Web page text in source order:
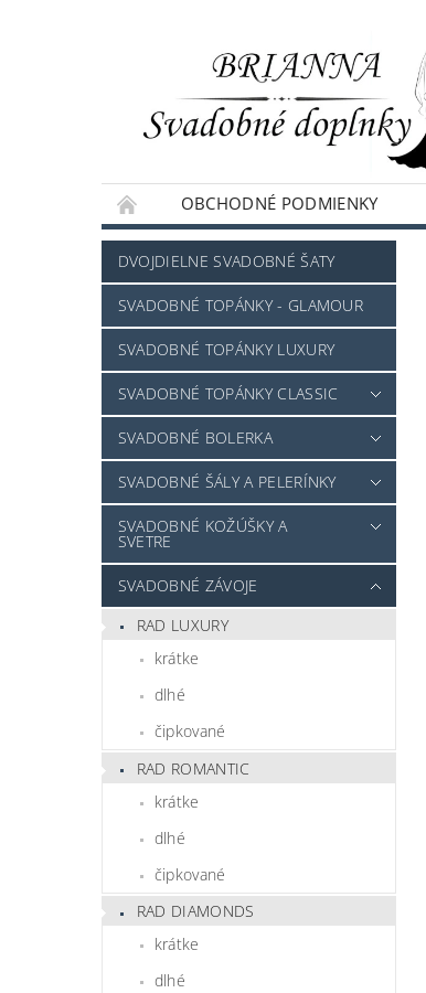
OBCHODNÉ PODMIENKY
NAPÍŠTE NÁM
DVOJDIELNE SVADOBNÉ ŠATY
SVADOBNÉ TOPÁNKY - GLAMOUR
SVADOBNÉ TOPÁNKY LUXURY
SVADOBNÉ TOPÁNKY CLASSIC
SVADOBNÉ BOLERKA
SVADOBNÉ ŠÁLY A PELERÍNKY
SVADOBNÉ KOŽÚŠKY A
SVETRE
SVADOBNÉ ZÁVOJE
RAD LUXURY
krátke
dlhé
čipkované
RAD ROMANTIC
krátke
dlhé
čipkované
RAD DIAMONDS
krátke
dlhé